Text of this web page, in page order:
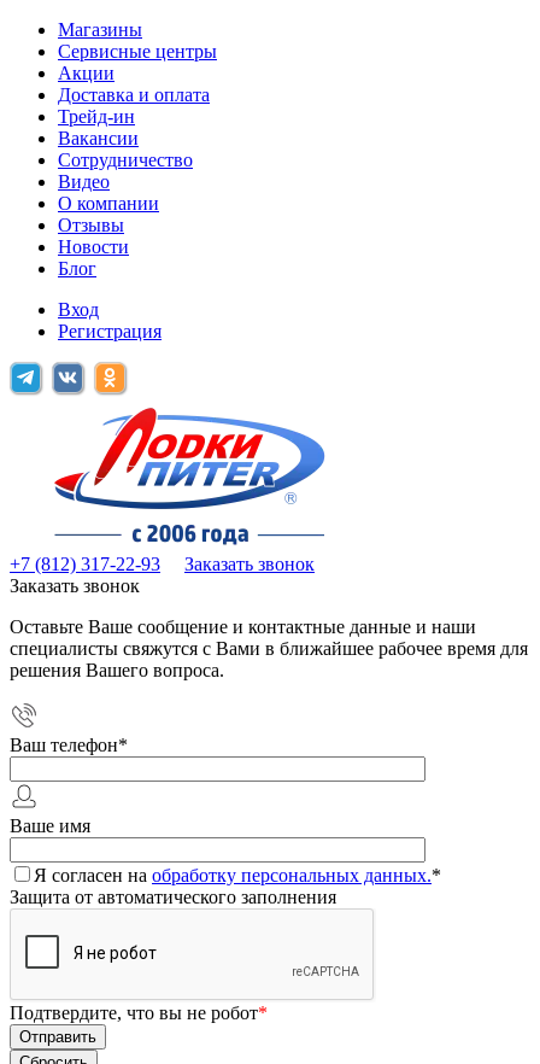
Магазины
Сервисные центры
Акции
Доставка и оплата
Трейд-ин
Вакансии
Сотрудничество
Видео
О компании
Отзывы
Новости
Блог
Вход
Регистрация
+7 (812) 317-22-93
Заказать звонок
Заказать звонок
Оставьте Ваше сообщение и контактные данные и наши
специалисты свяжутся с Вами в ближайшее рабочее время для
решения Вашего вопроса.
Ваш телефон*
Ваше имя
Я согласен на обработку персональных данных.*
Защита от автоматического заполнения
Подтвердите, что вы не робот*